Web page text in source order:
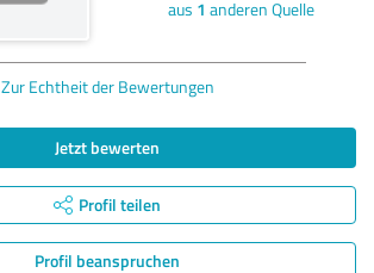
aus 1 anderen Quelle
Zur Echtheit der Bewertungen
Jetzt bewerten
Profil teilen
Profil beanspruchen